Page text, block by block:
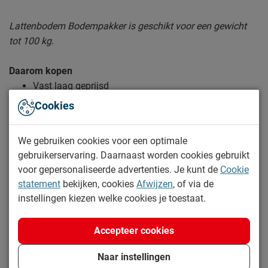
Lattenbodem Bodempakker is geschikt voor een gewicht
tot 100 kg.
Daarom kopen
Vast laag geprijsd
Prima ondersteuning en vering
Ideaal voor het logeer- of kinderbed
Zo blijft Lattenbodem Bodempakker lang mooi (en
schoon)
Kijk bij het kopje ‘Goed om te weten’ om alle tips & tricks te
Lees meer
Specificaties
Productinformatie
474860
Cookies
We gebruiken cookies voor een optimale
gebruikerservaring. Daarnaast worden cookies gebruikt
voor gepersonaliseerde advertenties. Je kunt de Cookie
statement bekijken, cookies Afwijzen, of via de
instellingen kiezen welke cookies je toestaat.
Naar instellingen
Accepteer cookies